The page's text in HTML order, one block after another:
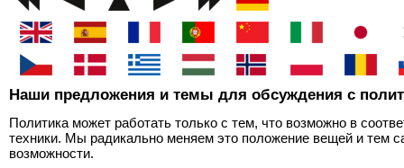
Наши предложения и темы для обсуждения с
Политика может работать только с тем, что возможно в
техники. Мы радикально меняем это положение вещей и тем
возможности.